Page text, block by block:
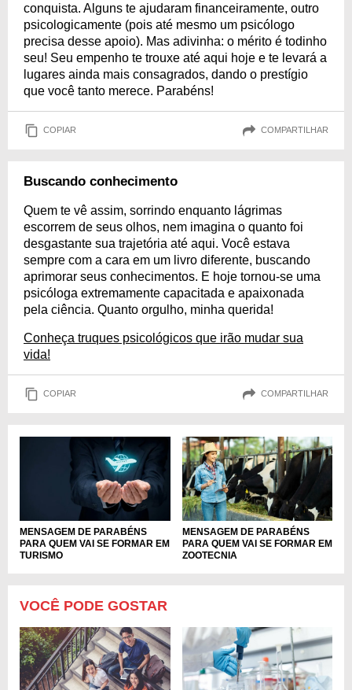
conquista. Alguns te ajudaram financeiramente, outro
psicologicamente (pois até mesmo um psicólogo
precisa desse apoio). Mas adivinha: o mérito é todinho
seu! Seu empenho te trouxe até aqui hoje e te levará a
lugares ainda mais consagrados, dando o prestígio
que você tanto merece. Parabéns!
COPIAR COMPARTILHAR
Buscando conhecimento
Quem te vê assim, sorrindo enquanto lágrimas
escorrem de seus olhos, nem imagina o quanto foi
desgastante sua trajetória até aqui. Você estava
sempre com a cara em um livro diferente, buscando
aprimorar seus conhecimentos. E hoje tornou-se uma
psicóloga extremamente capacitada e apaixonada
pela ciência. Quanto orgulho, minha querida!
Conheça truques psicológicos que irão mudar sua
vida!
COPIAR COMPARTILHAR
MENSAGEM DE PARABÉNS
PARA QUEM VAI SE FORMAR EM
TURISMO
MENSAGEM DE PARABÉNS
PARA QUEM VAI SE FORMAR EM
ZOOTECNIA
VOCÊ PODE GOSTAR